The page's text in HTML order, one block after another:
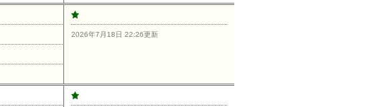
2026年7月18日 22:26更新